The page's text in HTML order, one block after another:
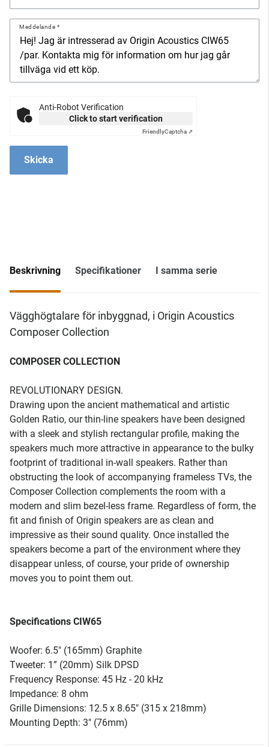
Meddelande
Anti-Robot Verification
Click to start verification
FriendlyCaptcha ⇗
Skicka
Beskrivning Specifikationer I samma serie
Vägghögtalare för inbyggnad, i Origin Acoustics
Composer Collection
COMPOSER COLLECTION
REVOLUTIONARY DESIGN.
Drawing upon the ancient mathematical and artistic
Golden Ratio, our thin-line speakers have been designed
with a sleek and stylish rectangular profile, making the
speakers much more attractive in appearance to the bulky
footprint of traditional in-wall speakers. Rather than
obstructing the look of accompanying frameless TVs, the
Composer Collection complements the room with a
modern and slim bezel-less frame. Regardless of form, the
fit and finish of Origin speakers are as clean and
impressive as their sound quality. Once installed the
speakers become a part of the environment where they
disappear unless, of course, your pride of ownership
moves you to point them out.
Specifications CIW65
Woofer: 6.5" (165mm) Graphite
Tweeter: 1” (20mm) Silk DPSD
Frequency Response: 45 Hz - 20 kHz
Impedance: 8 ohm
Grille Dimensions: 12.5 x 8.65" (315 x 218mm)
Mounting Depth: 3" (76mm)